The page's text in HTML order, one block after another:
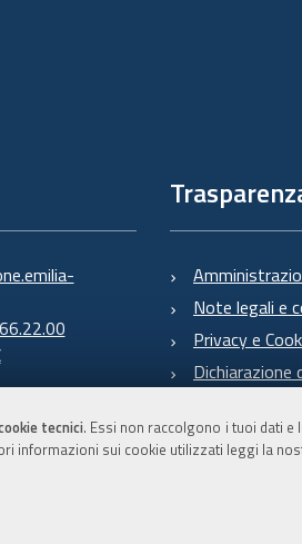
tecnici. Essi non raccolgono i tuoi dati
informazioni sui cookie utilizzati leggi la
Note legali e
Privacy e
Dichiarazione